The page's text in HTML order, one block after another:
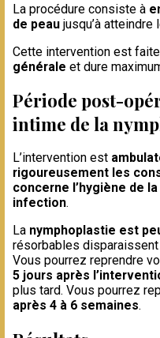
La procédure consiste à
de peau jusqu’à atteindre
Cette intervention est
générale et dure
Période post-
intime de la
L’intervention est
rigoureusement les
concerne l’hygiène de
infection.
La nymphoplastie est
résorbables
Vous pourrez reprendre
5 jours après
plus tard. Vous pourrez
après 4 à 6 semaines.